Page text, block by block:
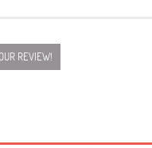
REVIEW!